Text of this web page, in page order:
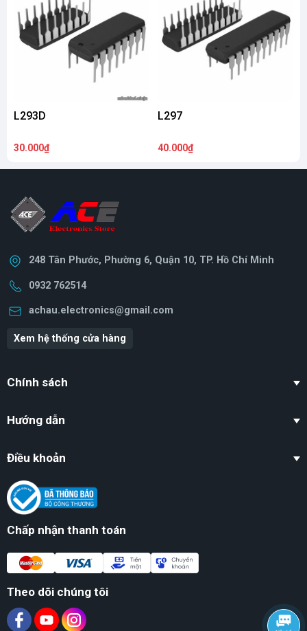
L293D
30.000₫
L297
40.000₫
248 Tân Phước, Phường 6, Quận 10, TP. Hồ Chí Minh
0932 762514
achau.electronics@gmail.com
Xem hệ thống cửa hàng
Chính sách
Hướng dẫn
Điều khoản
Chấp nhận thanh toán
Theo dõi chúng tôi